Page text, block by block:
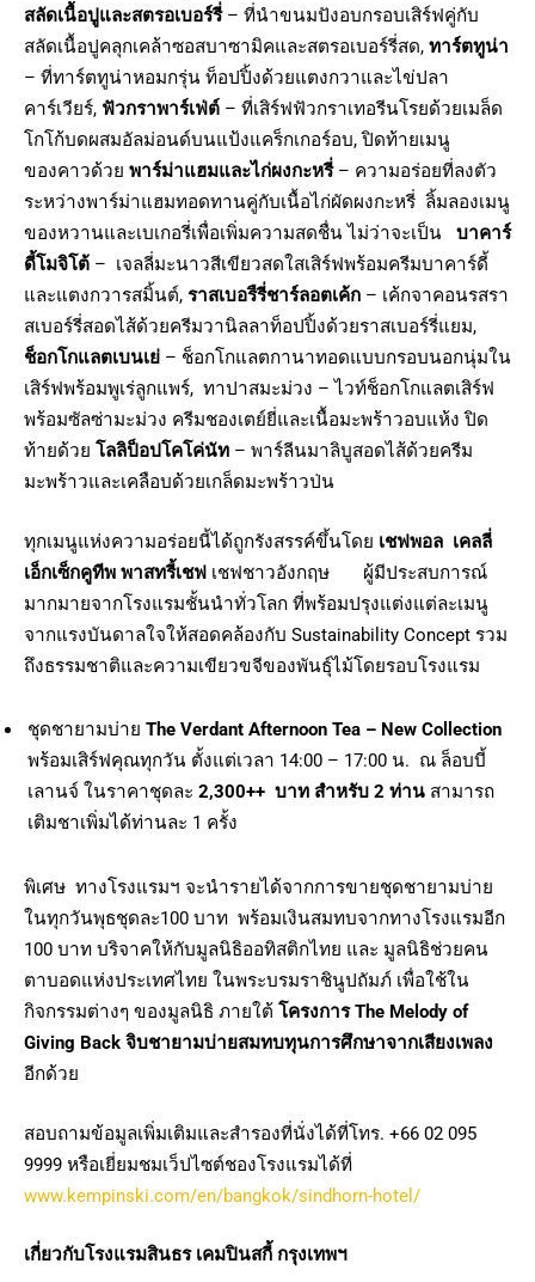
สลัดเนื้อปูและสตรอเบอร์รี่ – ที่นำขนมปังอบกรอบเสิร์ฟคู่กับ
สลัดเนื้อปูคลุกเคล้าซอสบาซามิคและสตรอเบอร์รี่สด, ทาร์ตทูน่า
– ที่ทาร์ตทูน่าหอมกรุ่น ท็อปปิ้งด้วยแตงกวาและไข่ปลา
คาร์เวียร์, ฟัวกราพาร์เฟ่ต์ – ที่เสิร์ฟฟัวกราเทอรีนโรยด้วยเมล็ด
โกโก้บดผสมอัลม่อนด์บนแป้งแคร็กเกอร์อบ, ปิดท้ายเมนู
ของคาวด้วย พาร์ม่าแฮมและไก่ผงกะหรี่– ความอร่อยที่ลงตัว
ระหว่างพาร์ม่าแฮมทอดทานคู่กับเนื้อไก่ผัดผงกะหรี่ ลิ้มลองเมนู
ของหวานและเบเกอรี่เพื่อเพิ่มความสดชื่น ไม่ว่าจะเป็น บาคาร์
ดี้โมจิโต้ – เจลลี่มะนาวสีเขียวสดใสเสิร์ฟพร้อมครีมบาคาร์ดี้
และแตงกวารสมิ้นต์, ราสเบอรืรี่ชาร์ลอตเค้ก – เค้กจาคอนรสรา
สเบอร์รี่สอดไส้ด้วยครีมวานิลลาท็อปปิ้งด้วยราสเบอร์รี่แยม,
ช็อกโกแลตเบนเย่ – ช็อกโกแลตกานาทอดแบบกรอบนอกนุ่มใน
เสิร์ฟพร้อมพูเร่ลูกแพร์, ทาปาสมะม่วง – ไวท์ช็อกโกแลตเสิร์ฟ
พร้อมซัลซ่ามะม่วง ครีมชองเตย์ยี่และเนื้อมะพร้าวอบแห้ง ปิด
ท้ายด้วย โลลิป็อปโคโค่นัท – พาร์ลีนมาลิบูสอดไส้ด้วยครีม
มะพร้าวและเคลือบด้วยเกล็ดมะพร้าวป่น
ทุกเมนูแห่งความอร่อยนี้ได้ถูกรังสรรค์ขึ้นโดย เชฟพอล เคลลี่
เอ็กเซ็กคูทีพ พาสทรี้เชฟ เชฟชาวอังกฤษ ผู้มีประสบการณ์
มากมายจากโรงแรมชั้นนำทั่วโลก ที่พร้อมปรุงแต่งแต่ละเมนู
จากแรงบันดาลใจให้สอดคล้องกับ Sustainability Concept รวม
ถึงธรรมชาติและความเขียวขจีของพันธุ์ไม้โดยรอบโรงแรม
ชุดชายามบ่าย The Verdant Afternoon Tea – New Collection
พร้อมเสิร์ฟคุณทุกวัน ตั้งแต่เวลา 14:00 – 17:00 น. ณ ล็อบบี้
เลานจ์ ในราคาชุดละ 2,300++ บาท สำหรับ 2 ท่าน สามารถ
เติมชาเพิ่มได้ท่านละ 1 ครั้ง
พิเศษ ทางโรงแรมฯ จะนำรายได้จากการขายชุดชายามบ่าย
ในทุกวันพุธชุดละ100 บาท พร้อมเงินสมทบจากทางโรงแรมอีก
100 บาท บริจาคให้กับมูลนิธิออทิสติกไทย และ มูลนิธิช่วยคน
ตาบอดแห่งประเทศไทย ในพระบรมราชินูปถัมภ์ เพื่อใช้ใน
กิจกรรมต่างๆ ของมูลนิธิ ภายใต้ โครงการThe Melody of
Giving Back จิบชายามบ่ายสมทบทุนการศึกษาจากเสียงเพลง
อีกด้วย
สอบถามข้อมูล​เพิ่มเติม​และสำรองที่นั่งได้ที่​โทร. +66 02 095
9999 หรือเยี่ยมชมเว็ปไซต์ชองโรงแรมได้ที่
www.kempinski.com/en/bangkok/sindhorn-hotel/
เกี่ยวกับโรงแรมสินธร เคมปินสกี้ กรุงเทพฯ